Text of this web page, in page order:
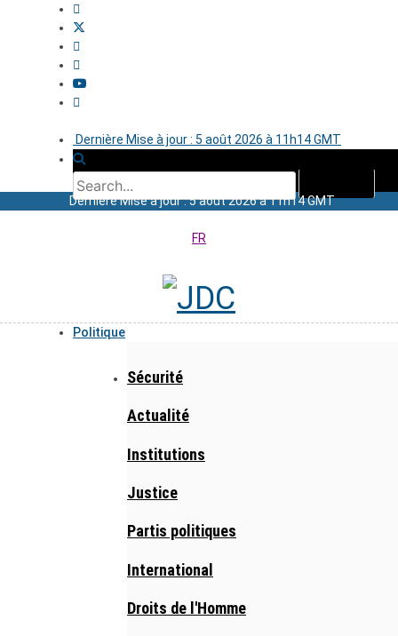
Dernière Mise à jour : 5 août 2026 à 11h14 GMT
Dernière Mise à jour : 5 août 2026 à 11h14 GMT
FR
Politique
Sécurité
Actualité
Institutions
Justice
Partis politiques
International
Droits de l'Homme